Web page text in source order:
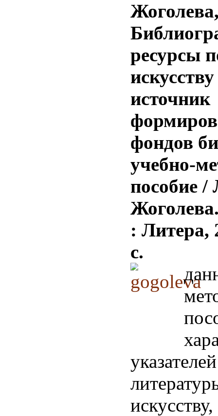
ресурсы
источник
фондов
учебно-
пособие
: Литера,
с.
указателей